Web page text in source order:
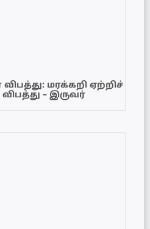
மரக்கறி ஏற்றிச்
– இருவர்